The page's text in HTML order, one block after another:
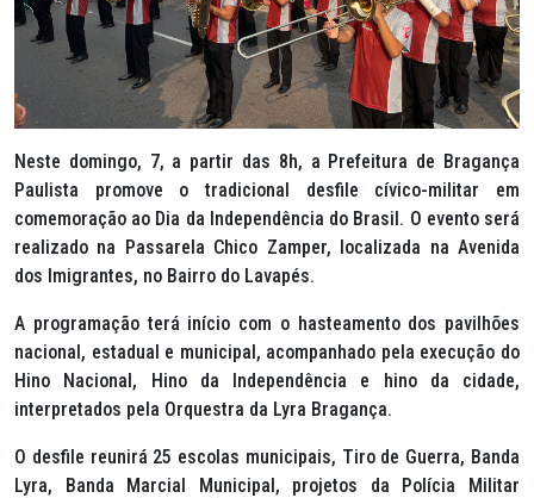
Neste domingo, 7, a partir das 8h, a Prefeitura de Bragança
Paulista promove o tradicional desfile cívico-militar em
comemoração ao Dia da Independência do Brasil. O evento será
realizado na Passarela Chico Zamper, localizada na Avenida
dos Imigrantes, no Bairro do Lavapés.
A programação terá início com o hasteamento dos pavilhões
nacional, estadual e municipal, acompanhado pela execução do
Hino Nacional, Hino da Independência e hino da cidade,
interpretados pela Orquestra da Lyra Bragança.
O desfile reunirá 25 escolas municipais, Tiro de Guerra, Banda
Lyra, Banda Marcial Municipal, projetos da Polícia Militar